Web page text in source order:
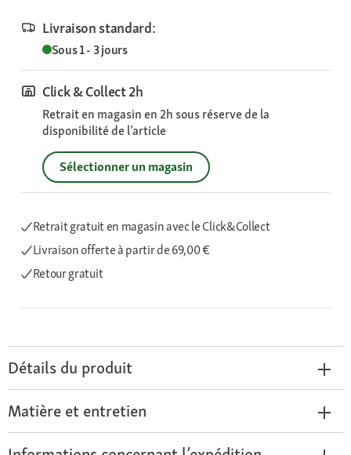
Livraison standard:
Sous 1 - 3 jours
Click & Collect 2h
Retrait en magasin en 2h sous réserve de la
disponibilité de l’article
Sélectionner un magasin
Retrait gratuit en magasin avec le Click&Collect
Livraison offerteà partir de 69,00 €
Retour gratuit
Détails du produit
Matière et entretien